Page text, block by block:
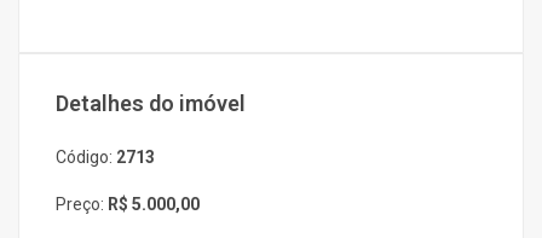
Detalhes do imóvel
Código: 2713
Preço: R$ 5.000,00